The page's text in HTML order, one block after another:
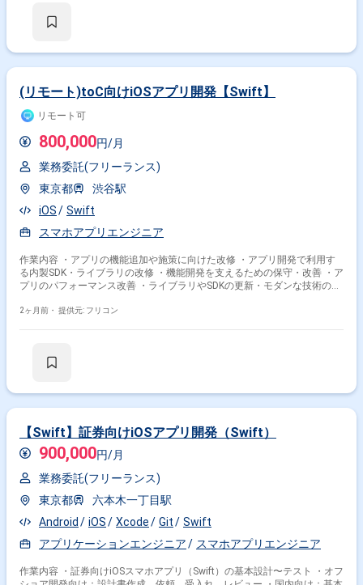
(リモート)toC向けiOSアプリ開発【Swift】
リモート可
800,000円/月
業務委託(フリーランス)
東京都
渋谷駅
iOS
Swift
スマホアプリエンジニア
作業内容 ・アプリの機能追加や施策に向けた改修 ・アプリ開発で利用す
る内製SDK・ライブラリの改修 ・機能開発を支えるための保守・改善 ・ア
プリのパフォーマンス改善 ・ライブラリやSDKの更新・モダンな技術の取
2ヶ月前・ 提供元: フリコン
【Swift】証券向けiOSアプリ開発（Swift）
900,000円/月
業務委託(フリーランス)
東京都
六本木一丁目駅
Android
iOS Xcode Git
Swift
アプリケーションエンジニア
スマホアプリエンジニア
作業内容 ・証券向けiOSスマホアプリ（Swift）の基本設計〜テスト ・オフ